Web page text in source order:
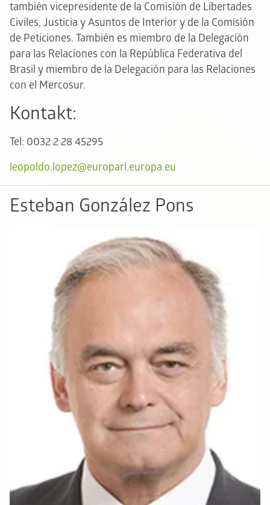
también vicepresidente de la Comisión de Libertades
Civiles, Justicia y Asuntos de Interior y de la Comisión
de Peticiones. También es miembro de la Delegación
para las Relaciones con la República Federativa del
Brasil y miembro de la Delegación para las Relaciones
con el Mercosur.
Kontakt:
Tel: 0032 2 28 45295
leopoldo.lopez@europarl.europa.eu
Esteban González Pons